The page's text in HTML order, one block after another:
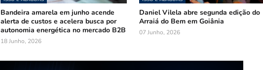
Bandeira amarela em junho acende
alerta de custos e acelera busca por
autonomia energética no mercado B2B
18 Junho, 2026
Daniel Vilela abre segunda edição do
Arraiá do Bem em Goiânia
07 Junho, 2026